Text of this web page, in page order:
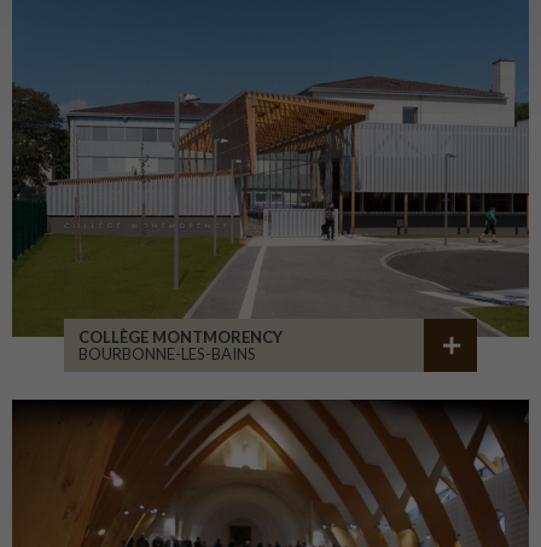
COLLÈGE MONTMORENCY
BOURBONNE-LES-BAINS